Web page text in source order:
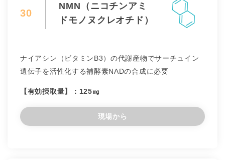
30
NMN（ニコチンアミ
ドモノヌクレオチド）
ナイアシン（ビタミンB3）の代謝産物でサーチュイン
遺伝子を活性化する補酵素NADの合成に必要
【有効摂取量】：125㎎
現場から